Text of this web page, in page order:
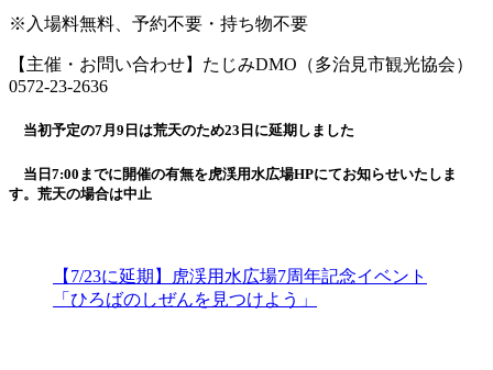
※入場料無料、予約不要・持ち物不要
【主催・お問い合わせ】たじみDMO（多治見市観光協会）
0572-23-2636
当初予定の7月9日は荒天のため23日に延期しました
当日7:00までに開催の有無を虎渓用水広場HPにてお知らせいたしま
す。荒天の場合は中止
【7/23に延期】虎渓用水広場7周年記念イベント
「ひろばのしぜんを見つけよう」